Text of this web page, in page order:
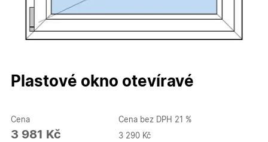
Plastové okno otevíravé
Cena
3 981 Kč
Cena bez DPH 21 %
3 290 Kč